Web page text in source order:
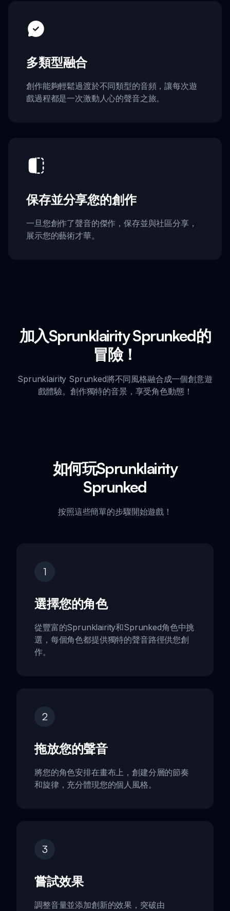
多類型融合
創作能夠輕鬆過渡於不同類型的音頻，讓每次遊
戲過程都是一次激動人心的聲音之旅。
保存並分享您的創作
一旦您創作了聲音的傑作，保存並與社區分享，
展示您的藝術才華。
加入Sprunklairity Sprunked的
冒險！
Sprunklairity Sprunked將不同風格融合成一個創意遊
戲體驗。創作獨特的音景，享受角色動態！
如何玩Sprunklairity
Sprunked
按照這些簡單的步驟開始遊戲！
1
選擇您的角色
從豐富的Sprunklairity和Sprunked角色中挑
選，每個角色都提供獨特的聲音路徑供您創
作。
2
拖放您的聲音
將您的角色安排在畫布上，創建分層的節奏
和旋律，充分體現您的個人風格。
3
嘗試效果
調整音量並添加創新的效果，突破由